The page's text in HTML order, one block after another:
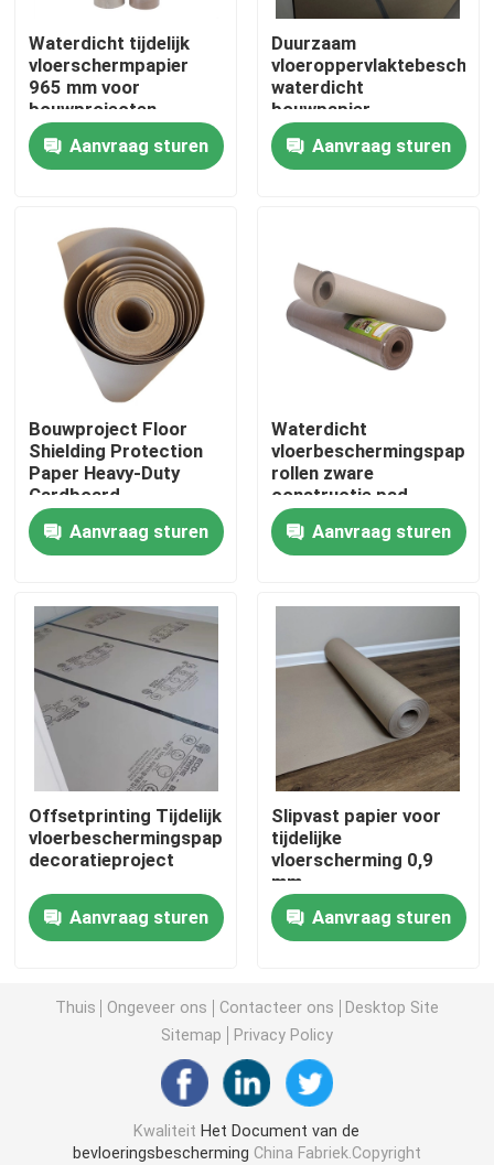
Huis
Producten
Ongeveer ons
Fabrieksreis
Kwaliteitscontrole
Contacteer ons
Verzoek om een Citaat
Het Document van de bevloeringsbescherming
Kraftpapier-Document Vloerbescherming
Het Document van de bouwvloerbedekking
Het Document van de kartondruk
Waterdichte Bevloeringsbladen
Tijdelijke Beschermende Vloerbedekking
Zwart kartondocument
In te ademen Plakband
Inpakkend Broodjesdocument
Waterdicht tijdelijk
vloerschermpapier
965 mm voor
bouwprojecten
Aanvraag sturen
Duurzaam
waterdicht
bouwpapier
23X23X97 cm
Aanvraag sturen
Bouwproject Floor
Shielding Protection
Paper Heavy-Duty
Cardboard
Aanvraag sturen
Waterdicht
vloerbeschermingspapier
rollen zware
constructie pad
23X23X82 Cm
Aanvraag sturen
Offsetprinting Tijdelijk
vloerbeschermingspapier,
decoratieproject
Aanvraag sturen
Slipvast papier voor
tijdelijke
vloerscherming 0,9
mm
Aanvraag sturen
Thuis Ongeveer ons Contacteer ons
Desktop Site
Sitemap
Privacy Policy
Kwaliteit Het Document van de
bevloeringsbescherming China Fabriek.Copyright